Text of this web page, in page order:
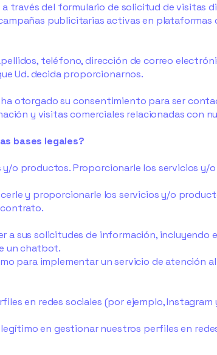
través del formulario de solicitud de visitas
publicitarias activas en plataformas
teléfono, dirección de correo
Ud. decida proporcionarnos.
otorgado su consentimiento para ser
y visitas comerciales relacionadas con
bases legales?
y/o productos. Proporcionarle los servicios y/
y proporcionarle los servicios y/o
a sus solicitudes de información, incluyendo
un chatbot.
para implementar un servicio de atención
en redes sociales (por ejemplo, Instagram
en gestionar nuestros perfiles en